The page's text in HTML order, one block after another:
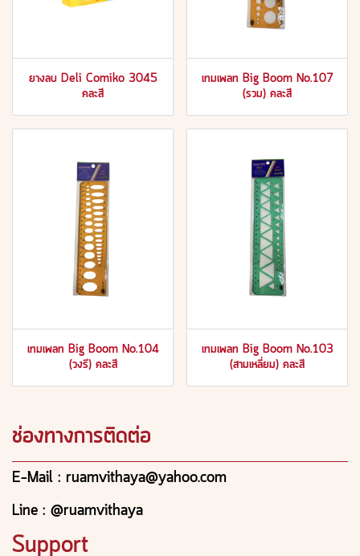
ยางลบ Deli Comiko 3045
คละสี
เทมเพลท Big Boom No.107
(รวม) คละสี
เทมเพลท Big Boom No.104
(วงรี) คละสี
เทมเพลท Big Boom No.103
(สามเหลี่ยม) คละสี
ช่องทางการติดต่อ
E-Mail : ruamvithaya@yahoo.com
Line : @ruamvithaya
Support